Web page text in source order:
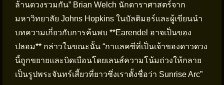
ล้านดวงรวมกัน” Brian Welch นักดาราศาสตร์จาก
มหาวิทยาลัย Johns Hopkins ในบัลติมอร์และผู้เขียนนำ
บทความเกี่ยวกับการค้นพบ **Earendel อาจเป็นของ
ปลอม** กล่าวในขณะนั้น “กาแลคซีที่เป็นเจ้าของดาวดวง
นี้ถูกขยายและบิดเบือนโดยเลนส์ความโน้มถ่วงให้กลาย
เป็นรูปพระจันทร์เสี้ยวที่ยาวซึ่งเราตั้งชื่อว่า Sunrise Arc”